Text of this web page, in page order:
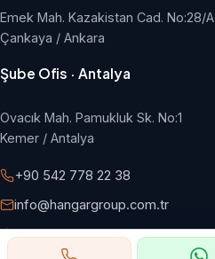
Emek Mah. Kazakistan Cad. No:28/A
Çankaya / Ankara
Şube Ofis · Antalya
Ovacık Mah. Pamukluk Sk. No:1
Kemer / Antalya
+90 542 778 22 38
info@hangargroup.com.tr
Pazartesi - Cuma, 09:00 - 18:00